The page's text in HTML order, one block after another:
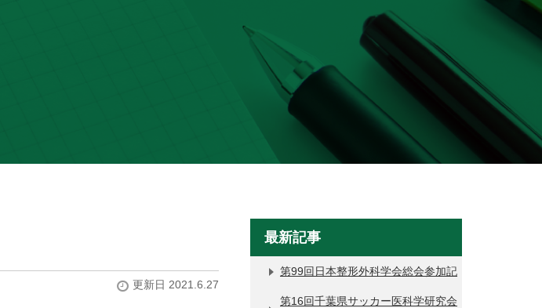
更新日 2021.6.27
最新記事
第99回日本整形外科学会総会参加記
第16回千葉県サッカー医科学研究会